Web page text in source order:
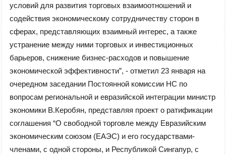
условий для развития торговых взаимоотношений и
содействия экономическому сотрудничеству сторон в
сферах, представляющих взаимный интерес, а также
устранение между ними торговых и инвестиционных
барьеров, снижение бизнес-расходов и повышение
экономической эффективности”, - отметил 23 января на
очередном заседании Постоянной комиссии НС по
вопросам региональной и евразийской интеграции министр
экономики В.Керобян, представляя проект о ратификации
соглашения “О свободной торговле между Евразийским
экономическим союзом (ЕАЭС) и его государствами-
членами, с одной стороны, и Республикой Сингапур, с